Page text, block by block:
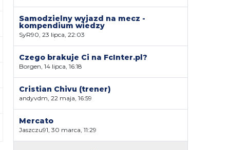
Samodzielny wyjazd na mecz -
kompendium wiedzy
SyR90, 23 lipca, 22:03
Czego brakuje Ci na FcInter.pl?
Borgen, 14 lipca, 16:18
Cristian Chivu (trener)
andyvdm, 22 maja, 16:59
Mercato
Jaszczu91, 30 marca, 11:29